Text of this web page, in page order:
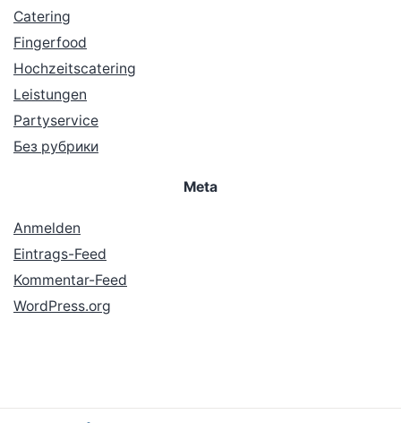
Catering
Fingerfood
Hochzeitscatering
Leistungen
Partyservice
Без рубрики
Meta
Anmelden
Eintrags-Feed
Kommentar-Feed
WordPress.org